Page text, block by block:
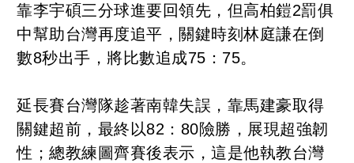
靠李宇碩三分球進要回領先，但高柏鎧2罰俱
中幫助台灣再度追平，關鍵時刻林庭謙在倒
數8秒出手，將比數追成75：75。
延長賽台灣隊趁著南韓失誤，靠馬建豪取得
關鍵超前，最終以82：80險勝，展現超強韌
性；總教練圖齊賽後表示，這是他執教台灣